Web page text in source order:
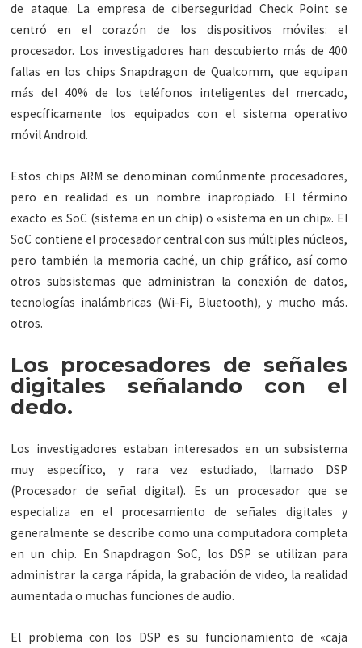
de ataque. La empresa de ciberseguridad Check Point se
centró en el corazón de los dispositivos móviles: el
procesador. Los investigadores han descubierto más de 400
fallas en los chips Snapdragon de Qualcomm, que equipan
más del 40% de los teléfonos inteligentes del mercado,
específicamente los equipados con el sistema operativo
móvil Android.
Estos chips ARM se denominan comúnmente procesadores,
pero en realidad es un nombre inapropiado. El término
exacto es SoC (sistema en un chip) o «sistema en un chip». El
SoC contiene el procesador central con sus múltiples núcleos,
pero también la memoria caché, un chip gráfico, así como
otros subsistemas que administran la conexión de datos,
tecnologías inalámbricas (Wi-Fi, Bluetooth), y mucho más.
otros.
Los procesadores de señales
digitales señalando con el
dedo.
Los investigadores estaban interesados en un subsistema
muy específico, y rara vez estudiado, llamado DSP
(Procesador de señal digital). Es un procesador que se
especializa en el procesamiento de señales digitales y
generalmente se describe como una computadora completa
en un chip. En Snapdragon SoC, los DSP se utilizan para
administrar la carga rápida, la grabación de video, la realidad
aumentada o muchas funciones de audio.
El problema con los DSP es su funcionamiento de «caja